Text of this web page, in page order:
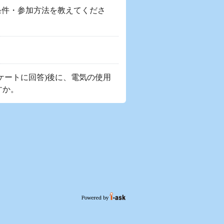
・参加方法を教えてくださ
トに回答)後に、電気の使用
。